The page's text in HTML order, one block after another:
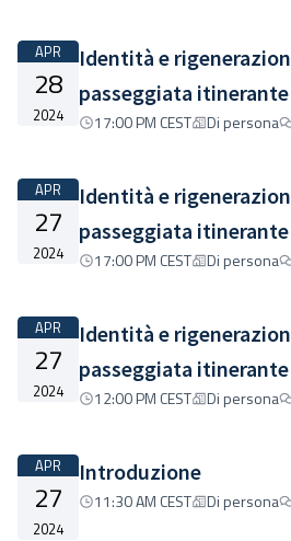
APR
28
2024
Identità e
passeggiata itinerante
17:00 PM CEST Di persona
APR
27
2024
Identità e
passeggiata itinerante
17:00 PM CEST Di persona
APR
27
2024
Identità e
passeggiata itinerante
12:00 PM CEST Di persona
APR
27
2024
Introduzione
11:30 AM CEST Di persona